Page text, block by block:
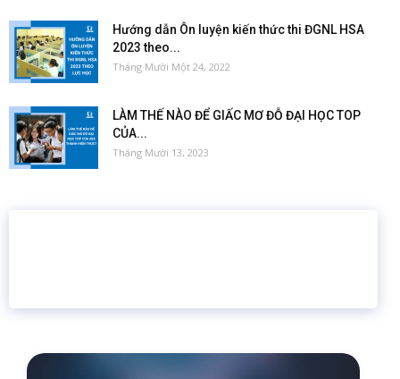
Hướng dẫn Ôn luyện kiến thức thi ĐGNL HSA
2023 theo...
Tháng Mười Một 24, 2022
LÀM THẾ NÀO ĐỂ GIẤC MƠ ĐỖ ĐẠI HỌC TOP
CỦA...
Tháng Mười 13, 2023